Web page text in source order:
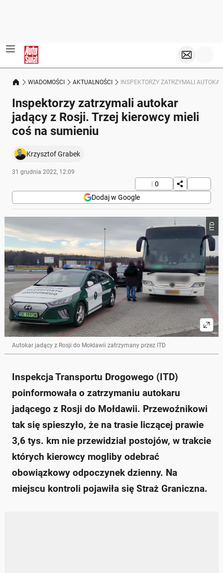
WIADOMOŚCI AKTUALNOŚCI INSPEKTORZY ZATRZYMALI
Inspektorzy zatrzymali autokar
jadący z Rosji. Trzej kierowcy mieli
coś na sumieniu
Krzysztof Grabek
31 grudnia 2022, 12:09
0
Dodaj w Google
ITD
Autokar jadący z Rosji do Mołdawii zatrzymany przez ITD
Inspekcja Transportu Drogowego (ITD)
poinformowała o zatrzymaniu autokaru
jadącego z Rosji do Mołdawii. Przewoźnikowi
tak się spieszyło, że na trasie liczącej prawie
3,6 tys. km nie przewidział postojów, w trakcie
których kierowcy mogliby odebrać
obowiązkowy odpoczynek dzienny. Na
miejscu kontroli pojawiła się Straż Graniczna.